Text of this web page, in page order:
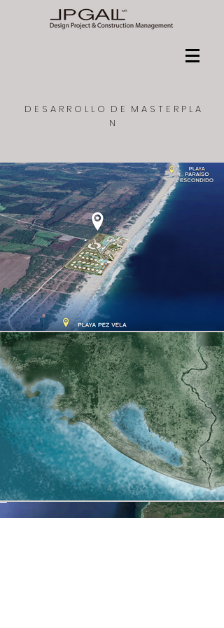
D E S A R R O L L O D E M A S T E R P L A
N